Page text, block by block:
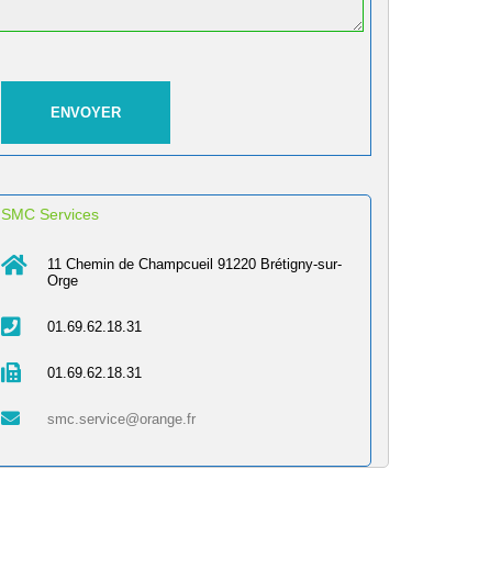
SMC Services
11 Chemin de Champcueil 91220 Brétigny-sur-
Orge
01.69.62.18.31
01.69.62.18.31
smc.service@orange.fr